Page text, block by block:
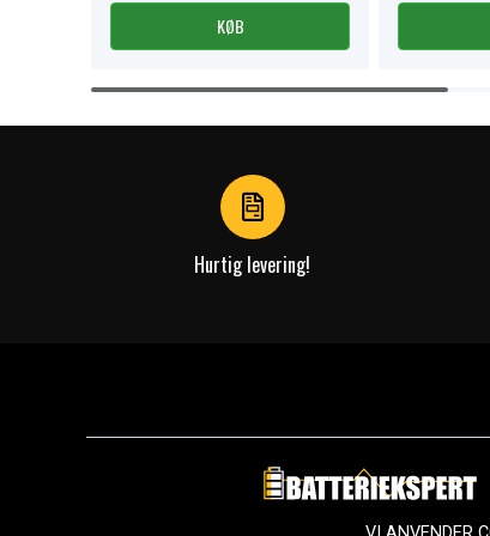
KØB
Item
Hurtig levering!